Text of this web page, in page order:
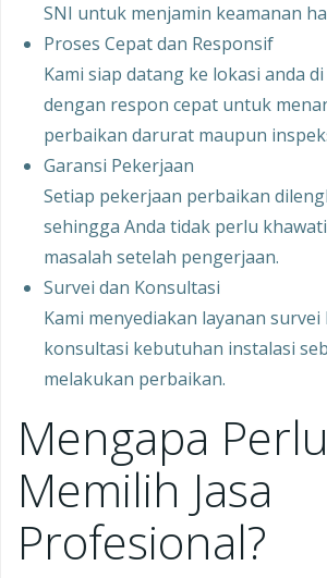
SNI untuk menjamin keamanan
Proses Cepat dan Responsif
Kami siap datang ke lokasi anda
dengan respon cepat untuk
perbaikan darurat maupun
Garansi Pekerjaan
Setiap pekerjaan perbaikan
sehingga Anda tidak perlu
masalah setelah pengerjaan.
Survei dan Konsultasi
Kami menyediakan layanan
konsultasi kebutuhan instalasi
melakukan perbaikan.
Mengapa Perlu
Memilih Jasa
Profesional?